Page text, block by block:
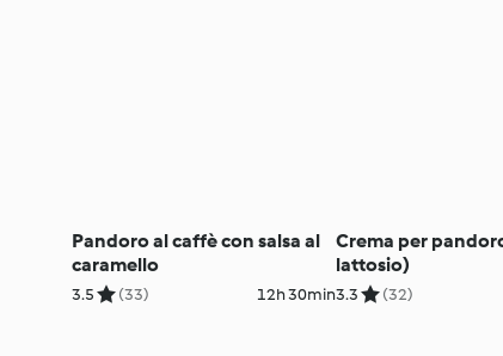
Pandoro al caffè con salsa al
caramello
3.5 (33) 12h 30min
Crema per
lattosio)
3.3 (32)